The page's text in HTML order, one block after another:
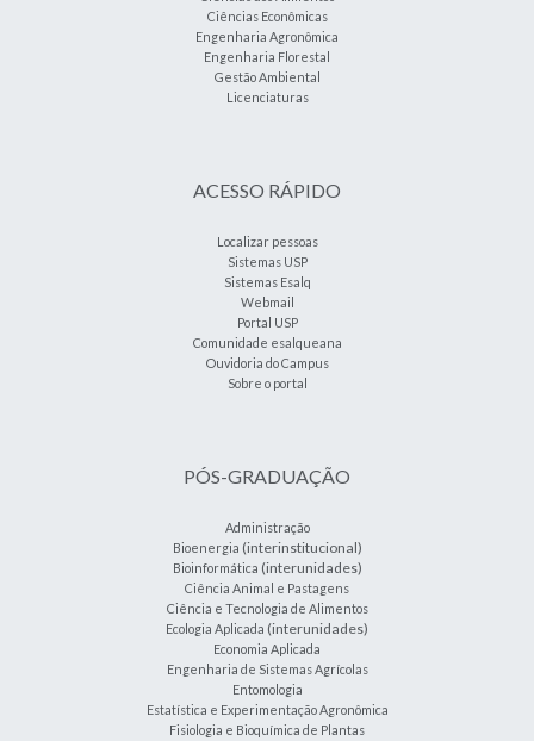
Ciências Econômicas
Engenharia Agronômica
Engenharia Florestal
Gestão Ambiental
Licenciaturas
ACESSO RÁPIDO
Localizar pessoas
Sistemas USP
Sistemas Esalq
Webmail
Portal USP
Comunidade esalqueana
Ouvidoria do Campus
Sobre o portal
PÓS-GRADUAÇÃO
Administração
Bioenergia (interinstitucional)
Bioinformática (interunidades)
Ciência Animal e Pastagens
Ciência e Tecnologia de Alimentos
Ecologia Aplicada (interunidades)
Economia Aplicada
Engenharia de Sistemas Agrícolas
Entomologia
Estatística e Experimentação Agronômica
Fisiologia e Bioquímica de Plantas